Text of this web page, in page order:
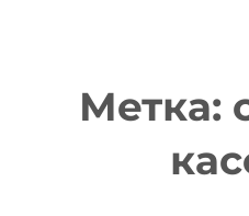
Метка: